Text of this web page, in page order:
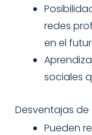
redes
en el
sociales
Desventajas
Pueden